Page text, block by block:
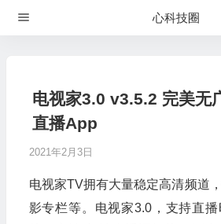
心科技圈
电视家3.0 v3.5.2 完美无
直播App
2021年2月3日
电视家TV拥有大量稳定高清频道
影专栏等。电视家3.0，支持直